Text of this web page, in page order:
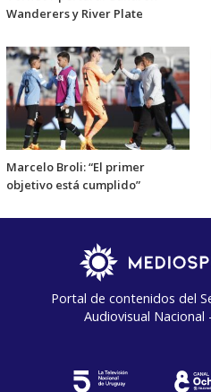
Wanderers y River Plate
Marcelo Broli: “El primer
objetivo está cumplido”
Portal de contenidos del
Audiovisual Nacional